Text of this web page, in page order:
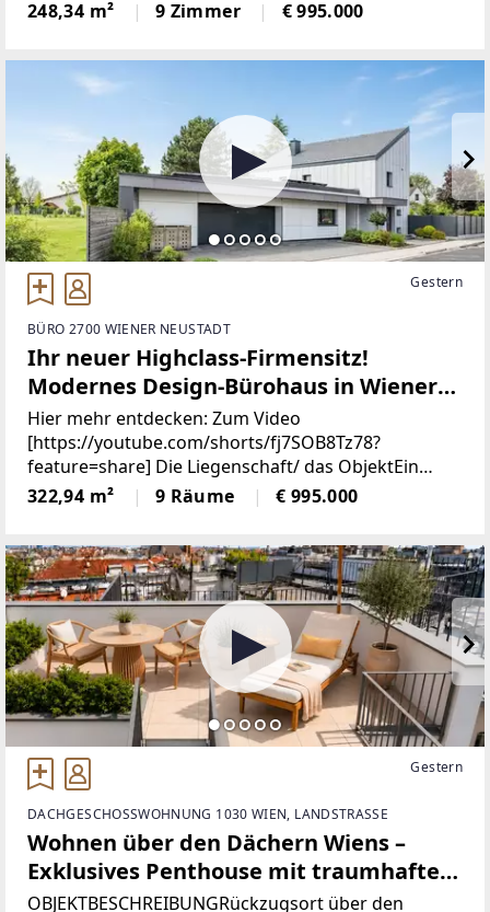
Barrierefrei
ObjektAußergewöhnlich, spannend, nachhaltig – so
präsentiert sich diese nach Süden ausgerichtete
248,34 m² 9 Zimmer € 995.000
Gestern
BÜRO 2700 WIENER NEUSTADT
Ihr neuer Highclass-Firmensitz!
Modernes Design-Bürohaus in Wiener
Neustadt | 9 Räume, 6 PKW-Stellplätze
auf Eigengrund | Zwei Eingänge |
Barrierefrei | Edelstahlpool, Sauna,
Weinkeller
Hier mehr entdecken: Zum Video
[https://youtube.com/shorts/fj7SOB8Tz78?
feature=share] Die Liegenschaft/ das ObjektEin
Standort, der Eindruck hinterlässt.Ein
Arbeitsumfeld, das inspiriert.Eine Immobilie, die
322,94 m² 9 Räume € 995.000
Gestern
DACHGESCHOSSWOHNUNG 1030 WIEN, LANDSTRASSE
Wohnen über den Dächern Wiens –
Exklusives Penthouse mit traumhafter
Aussicht & Dachterrasse, nächst
OBJEKTBESCHREIBUNGRückzugsort über den